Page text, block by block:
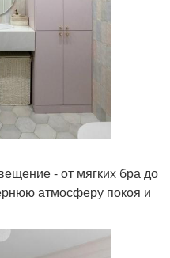
- от мягких бра до
атмосферу покоя и